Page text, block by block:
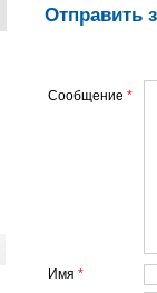
Отправить
Сообщение *
Имя *